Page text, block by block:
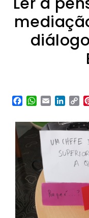
Facebook
WhatsApp
Email